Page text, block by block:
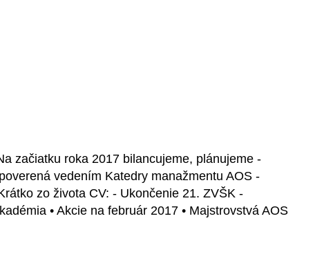
začiatku roka 2017 bilancujeme, plánujeme -
vedením Katedry manažmentu AOS -
zo života CV: - Ukončenie 21. ZVŠK -
• Akcie na február 2017 • Majstrovstvá AOS